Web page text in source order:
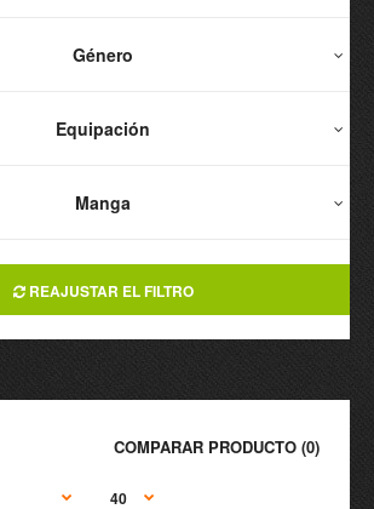
Género
Equipación
Manga
REAJUSTAR EL FILTRO
COMPARAR PRODUCTO (0)